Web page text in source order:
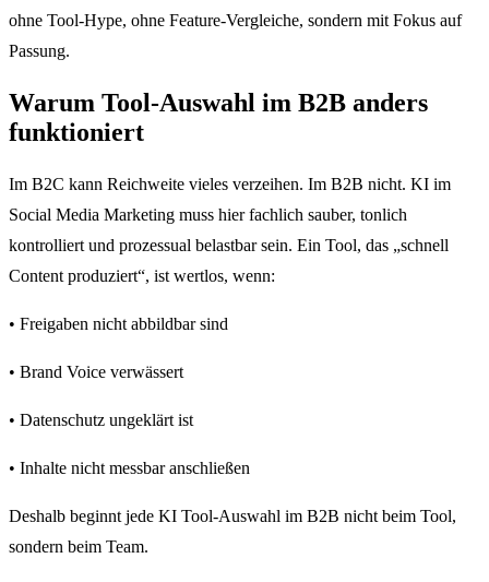
ohne Tool-Hype, ohne Feature-Vergleiche, sondern mit Fokus auf
Passung.
Warum Tool-Auswahl im B2B anders
funktioniert
Im B2C kann Reichweite vieles verzeihen. Im B2B nicht. KI im
Social Media Marketing muss hier fachlich sauber, tonlich
kontrolliert und prozessual belastbar sein. Ein Tool, das „schnell
Content produziert“, ist wertlos, wenn:
• Freigaben nicht abbildbar sind
• Brand Voice verwässert
• Datenschutz ungeklärt ist
• Inhalte nicht messbar anschließen
Deshalb beginnt jede KI Tool-Auswahl im B2B nicht beim Tool,
sondern beim Team.